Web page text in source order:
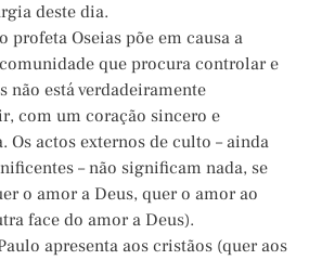
deste dia.
Oseias põe em causa a
que procura controlar e
não está verdadeiramente
com um coração sincero e
Os actos externos de culto – ainda
– não significam nada, se
o amor a Deus, quer o amor ao
face do amor a Deus).
apresenta aos cristãos (quer aos